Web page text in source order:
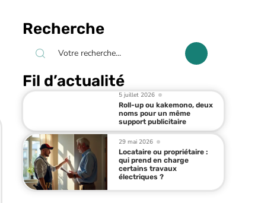
Recherche
Fil d’actualité
5 juillet 2026
Roll-up ou kakemono, deux
noms pour un même
support publicitaire
29 mai 2026
Locataire ou propriétaire :
qui prend en charge
certains travaux
électriques ?